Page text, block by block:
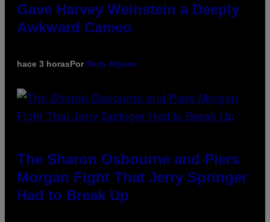
Gave Harvey Weinstein a Deeply
Awkward Cameo
hace 3 horasPorTony Alpsen
The Sharon Osbourne and Piers
Morgan Fight That Jerry Springer
Had to Break Up